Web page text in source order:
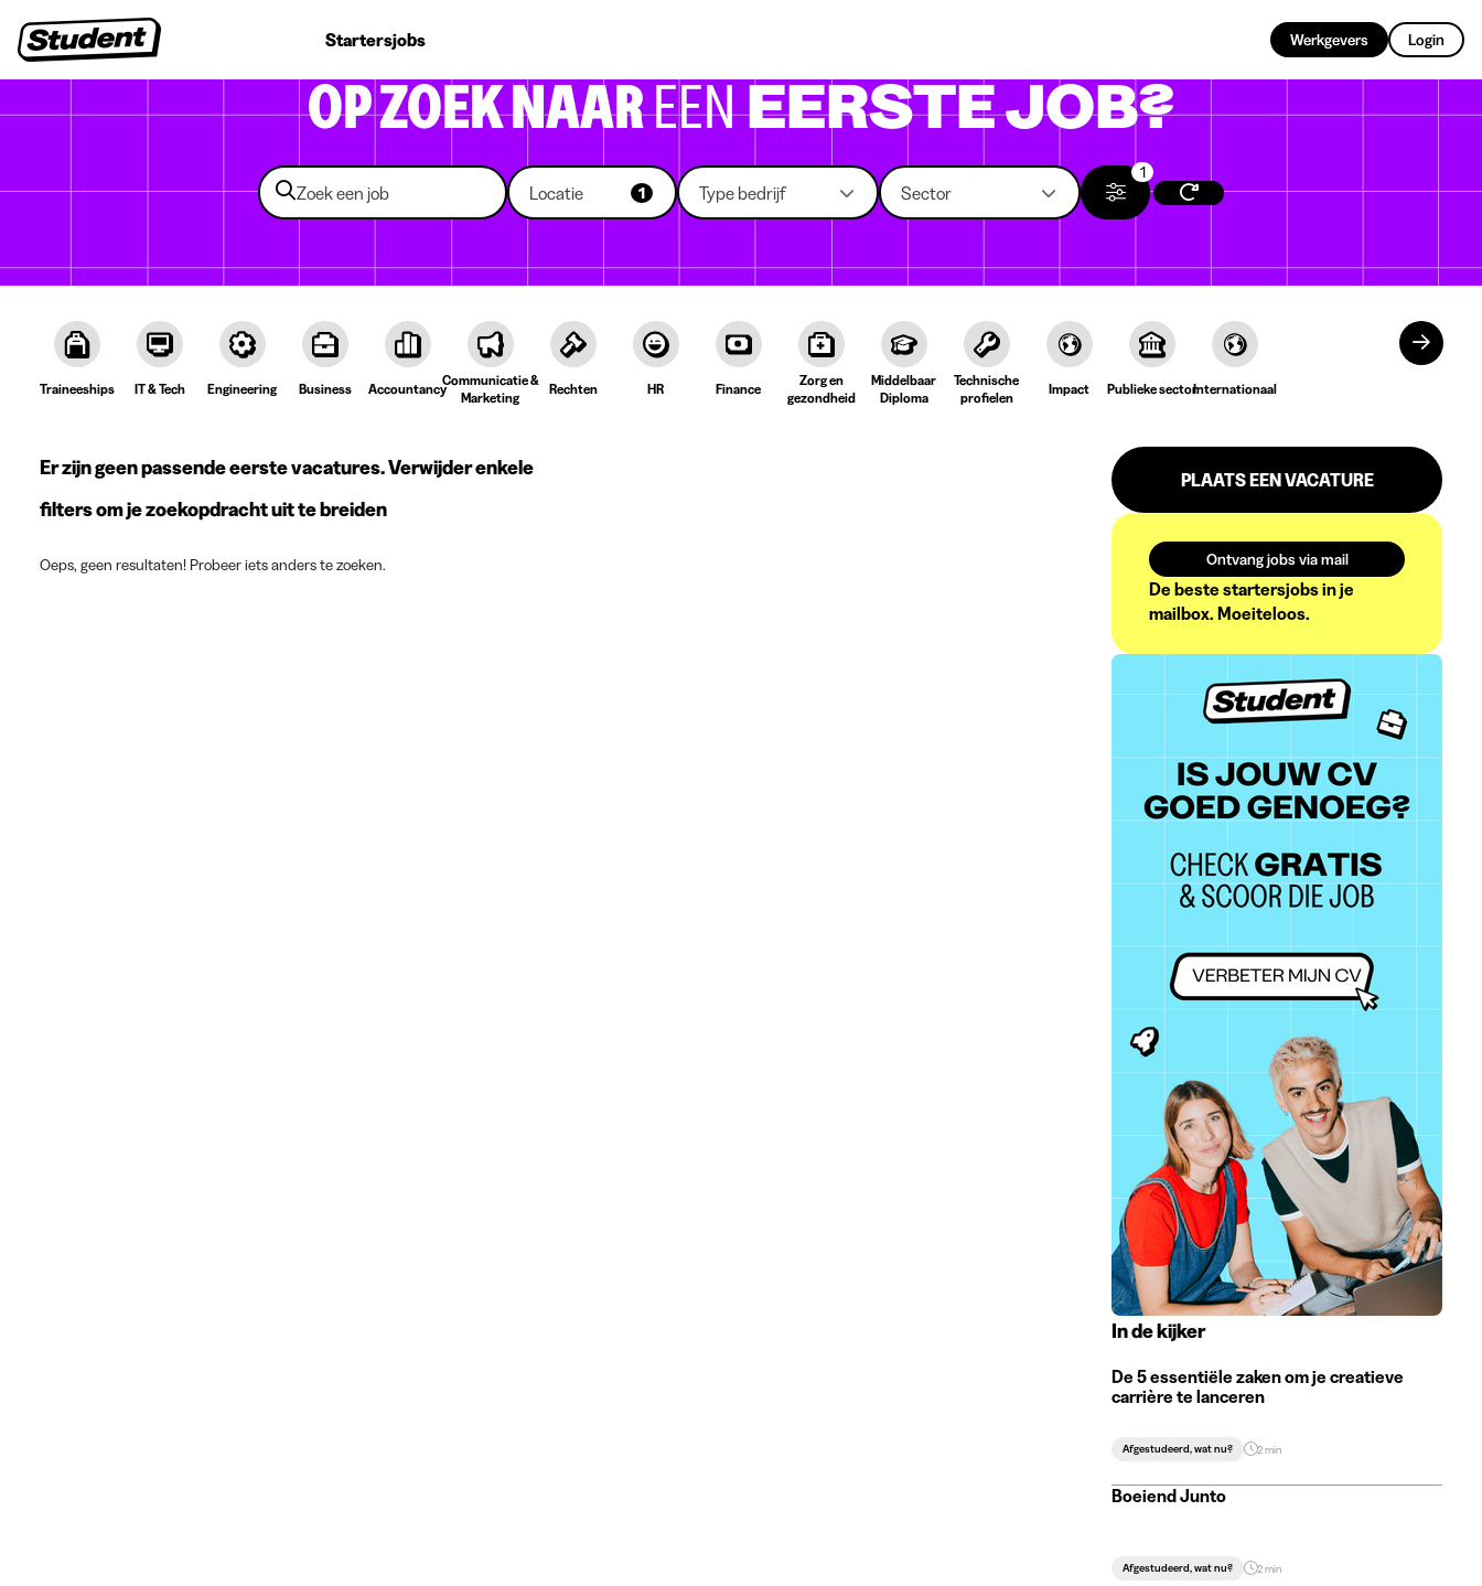
Startersjobs Werkgevers Login
OP ZOEK NAAREENEERSTE JOB?
Locatie 1 Type bedrijf Sector
1
Traineeships IT & Tech Engineering Business Accountancy
Communicatie &
Marketing
Rechten HR Finance
Zorg en
gezondheid
Middelbaar
Diploma
Technische
profielen
Impact Publieke sectorInternationaal
Er zijn geen passende eerste vacatures. Verwijder enkele
filters om je zoekopdracht uit te breiden
Oeps, geen resultaten! Probeer iets anders te zoeken.
PLAATS EEN VACATURE
Ontvang jobs via mail
De beste startersjobs in je
mailbox. Moeiteloos.
In de kijker
De 5 essentiële zaken om je creatieve
carrière te lanceren
Afgestudeerd, wat nu? 2 min
Boeiend Junto
Afgestudeerd, wat nu? 2 min